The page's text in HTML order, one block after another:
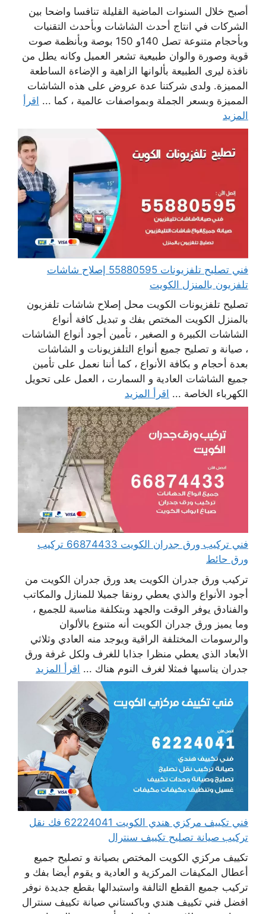
أصبح خلال السنوات الماضية القليلة تنافسا واضحا بين
الشركات في انتاج أحدث الشاشات وبأحدث التقنيات
وبأحجام متنوعة تصل 140و 150 بوصة وبأنظمة صوت
قوية وصورة والوان طبيعية تشعر العميل وكانه يطل من
نافذة ليرى الطبيعة بألوانها الزاهية و الإضاءة الساطعة
المميزة. ولدى شركتنا عدة عروض على هذه الشاشات
المميزة وبسعر الجملة وبمواصفات عالمية ، كما ... اقرأ
المزيد
فني تصليح تلفزيونات 55880595 إصلاح شاشات
تلفزيون بالمنزل الكويت
تصليح تلفزيونات الكويت محل إصلاح شاشات تلفزيون
بالمنزل الكويت المختص بفك و تبديل كافة أنواع
الشاشات الكبيرة و الصغير ، تأمين أجود أنواع الشاشات
، صيانة و تصليح جميع أنواع التلفزيونات و الشاشات
بعدة أحجام و بكافة الأنواع ، كما أننا نعمل على تأمين
جميع الشاشات العادية و السمارت ، العمل على تحويل
الكهرباء الخاصة ... اقرأ المزيد
فني تركيب ورق جدران الكويت 66874433 تركيب
ورق حائط
تركيب ورق جدران الكويت يعد ورق جدران الكويت من
أجود الأنواع والذي يعطي رونقا جميلا للمنازل والمكاتب
والفنادق يوفر الوقت والجهد وبتكلفة مناسبة للجميع ،
وما يميز ورق جدران الكويت أنه متنوع بالألوان
والرسومات المختلفة الراقية ويوجد منه العادي وثلاثي
الأبعاد الذي يعطي منظرا جذابا للغرف ولكل غرفة ورق
جدران يناسبها فمثلا لغرف النوم هناك ... اقرأ المزيد
فني تكييف مركزي هندي الكويت 62224041 فك نقل
تركيب صيانة تصليح تكييف سنترال
تكييف مركزي الكويت المختص بصيانة و تصليح جميع
أعطال المكيفات المركزية و العادية و يقوم أيضا بفك و
تركيب جميع القطع التالفة واستبدالها بقطع جديدة نوفر
افضل فني تكييف هندي وباكستاني صيانة تكييف سنترال